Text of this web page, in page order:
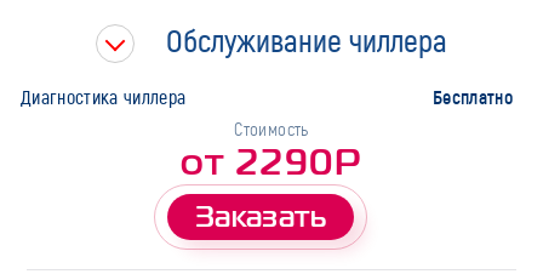
Марка
Обслуживание чиллера
Диагностика чиллера Бесплатно
Стоимость
от 2290Р
Заказать